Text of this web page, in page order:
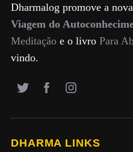
Dharmalog promove a
Viagem do
Meditaçãoe o livro Para
vindo.
DHARMA LINKS